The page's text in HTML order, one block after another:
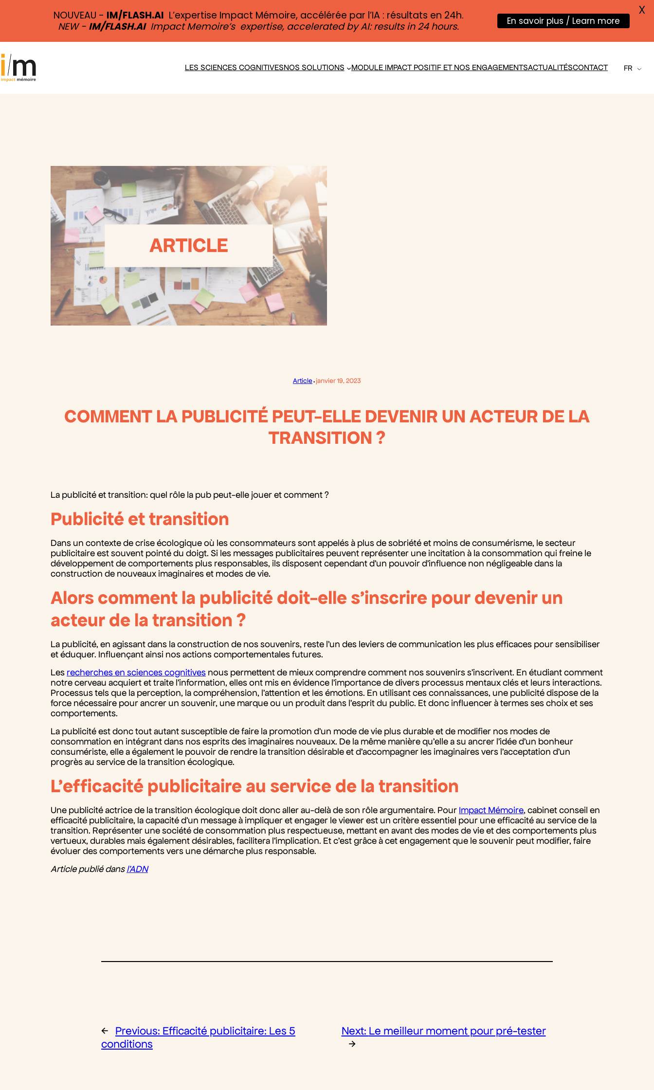
au
contenu
LES SCIENCES COGNITIVESNOS SOLUTIONS MODULE IMPACT POSITIF ET NOS ENGAGEMENTSACTUALITÉSCONTACT FR
Article· janvier 19, 2023
COMMENT LA PUBLICITÉ PEUT-ELLE DEVENIR UN ACTEUR DE LA
TRANSITION ?
La publicité et transition: quel rôle la pub peut-elle jouer et comment ?
Publicité et transition
Dans un contexte de crise écologique où les consommateurs sont appelés à plus de sobriété et moins de consumérisme, le secteur
publicitaire est souvent pointé du doigt. Si les messages publicitaires peuvent représenter une incitation à la consommation qui freine le
développement de comportements plus responsables, ils disposent cependant d’un pouvoir d’influence non négligeable dans la
construction de nouveaux imaginaires et modes de vie.
Alors comment la publicité doit-elle s’inscrire pour devenir un
acteur de la transition ?
La publicité, en agissant dans la construction de nos souvenirs, reste l’un des leviers de communication les plus efficaces pour sensibiliser
et éduquer. Influençant ainsi nos actions comportementales futures.
Les recherches en sciences cognitives nous permettent de mieux comprendre comment nos souvenirs s’inscrivent. En étudiant comment
notre cerveau acquiert et traite l’information, elles ont mis en évidence l’importance de divers processus mentaux clés et leurs interactions.
Processus tels que la perception, la compréhension, l’attention et les émotions. En utilisant ces connaissances, une publicité dispose de la
force nécessaire pour ancrer un souvenir, une marque ou un produit dans l’esprit du public. Et donc influencer à termes ses choix et ses
comportements.
La publicité est donc tout autant susceptible de faire la promotion d’un mode de vie plus durable et de modifier nos modes de
consommation en intégrant dans nos esprits des imaginaires nouveaux. De la même manière qu’elle a su ancrer l’idée d’un bonheur
consumériste, elle a également le pouvoir de rendre la transition désirable et d’accompagner les imaginaires vers l’acceptation d’un
progrès au service de la transition écologique.
L’efficacité publicitaire au service de la transition
Une publicité actrice de la transition écologique doit donc aller au-delà de son rôle argumentaire. Pour Impact Mémoire, cabinet conseil en
efficacité publicitaire, la capacité d’un message à impliquer et engager le viewer est un critère essentiel pour une efficacité au service de la
transition. Représenter une société de consommation plus respectueuse, mettant en avant des modes de vie et des comportements plus
vertueux, durables mais également désirables, facilitera l’implication. Et c’est grâce à cet engagement que le souvenir peut modifier, faire
évoluer des comportements vers une démarche plus responsable.
Article publié dansl’ADN
← Previous: Efficacité publicitaire: Les 5
conditions
Next: Le meilleur moment pour pré-tester
→
NOUVEAU - IM/FLASH.AI L’expertise Impact Mémoire, accélérée par l’IA : résultats en 24h.
NEW - IM/FLASH.AIImpact Memoire’s expertise, accelerated by AI: results in 24 hours. En savoir plus / Learn more
X